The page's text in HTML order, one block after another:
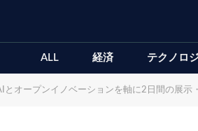
ALL 経済 テクノロ
とオープンイノベーションを軸に2日間の展示